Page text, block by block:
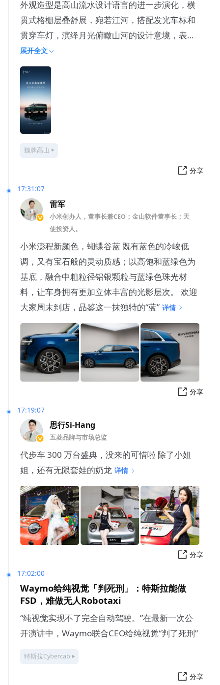
外观造型是高山流水设计语言的进一步演化，横
贯式格栅层叠舒展，宛若江河，搭配发光车标和
贯穿车灯，演绎月光俯瞰山河的设计意境，表达
高山流水、步步高升的寓意
展开全文
魏牌高山
分享
17:31:07
雷军
小米创办人，董事长兼CEO；金山软件董事长；天
使投资人。
小米澎程新颜色，蝴蝶谷蓝 既有蓝色的冷峻低
调，又有宝石般的灵动质感；以高饱和蓝绿色为
基底，融合中粗粒径铝银颗粒与蓝绿色珠光材
料，让车身拥有更加立体丰富的光影层次。 欢迎
大家周末到店，品鉴这一抹独特的“蓝” 详情
分享
17:19:07
思行Si-Hang
五菱品牌与市场总监
代步车 300 万台盛典，没来的可惜啦 除了小姐
姐，还有无限套娃的奶龙 详情
分享
17:02:00
Waymo给纯视觉「判死刑」：特斯拉能做
FSD，难做无人Robotaxi
“纯视觉实现不了完全自动驾驶。”在最新一次公
开演讲中，Waymo联合CEO给纯视觉“判了死刑”
特斯拉Cybercab
分享